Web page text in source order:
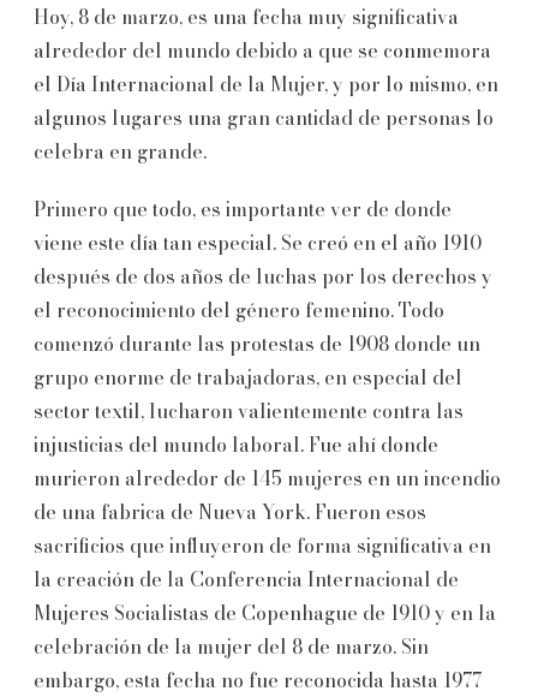
Hoy, 8 de marzo, es una fecha muy significativa
alrededor del mundo debido a que se conmemora
el Día Internacional de la Mujer, y por lo mismo, en
algunos lugares una gran cantidad de personas lo
celebra en grande.
Primero que todo, es importante ver de donde
viene este día tan especial. Se creó en el año 1910
después de dos años de luchas por los derechos y
el reconocimiento del género femenino. Todo
comenzó durante las protestas de 1908 donde un
grupo enorme de trabajadoras, en especial del
sector textil, lucharon valientemente contra las
injusticias del mundo laboral. Fue ahí donde
murieron alrededor de 145 mujeres en un incendio
de una fabrica de Nueva York. Fueron esos
sacrificios que influyeron de forma significativa en
la creación de la Conferencia Internacional de
Mujeres Socialistas de Copenhague de 1910 y en la
celebración de la mujer del 8 de marzo. Sin
embargo, esta fecha no fue reconocida hasta 1977